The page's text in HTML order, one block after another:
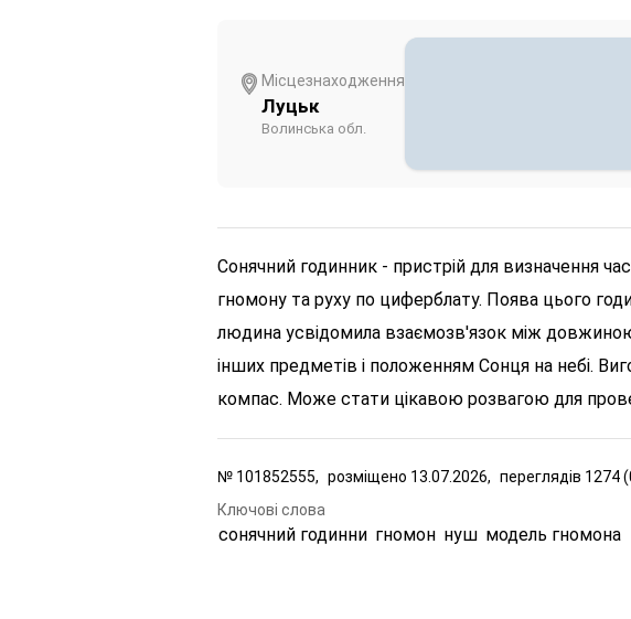
Місцезнаходження
Луцьк
Волинська обл.
Сонячний годинник - пристрій для визначення
гномону та руху по циферблату. Поява цього
людина усвідомила взаємозв'язок між довжиною
інших предметів і положенням Сонця на небі.
компас. Може стати цікавою розвагою для
№ 101852555, розміщено 13.07.2026, переглядів 1274 (
Ключові слова
сонячний годинни гномон нуш модель гномона